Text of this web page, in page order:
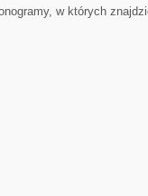
w których